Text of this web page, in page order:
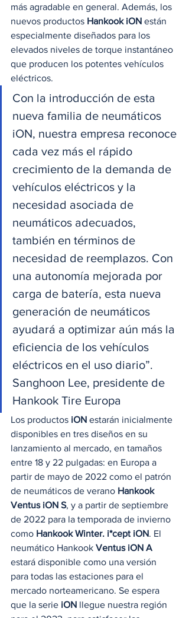
más agradable en general. Además, los
nuevos productos Hankook iON están
especialmente diseñados para los
elevados niveles de torque instantáneo
que producen los potentes vehículos
eléctricos.
Con la introducción de esta
nueva familia de neumáticos
iON, nuestra empresa reconoce
cada vez más el rápido
crecimiento de la demanda de
vehículos eléctricos y la
necesidad asociada de
neumáticos adecuados,
también en términos de
necesidad de reemplazos. Con
una autonomía mejorada por
carga de batería, esta nueva
generación de neumáticos
ayudará a optimizar aún más la
eficiencia de los vehículos
eléctricos en el uso diario”.
Sanghoon Lee, presidente de
Hankook Tire Europa
Los productos iON estarán inicialmente
disponibles en tres diseños en su
lanzamiento al mercado, en tamaños
entre 18 y 22 pulgadas: en Europa a
partir de mayo de 2022 como el patrón
de neumáticos de verano Hankook
Ventus iON S, y a partir de septiembre
de 2022 para la temporada de invierno
como Hankook Winter. i*cept iON. El
neumático Hankook Ventus iON A
estará disponible como una versión
para todas las estaciones para el
mercado norteamericano. Se espera
que la serie iON llegue nuestra región